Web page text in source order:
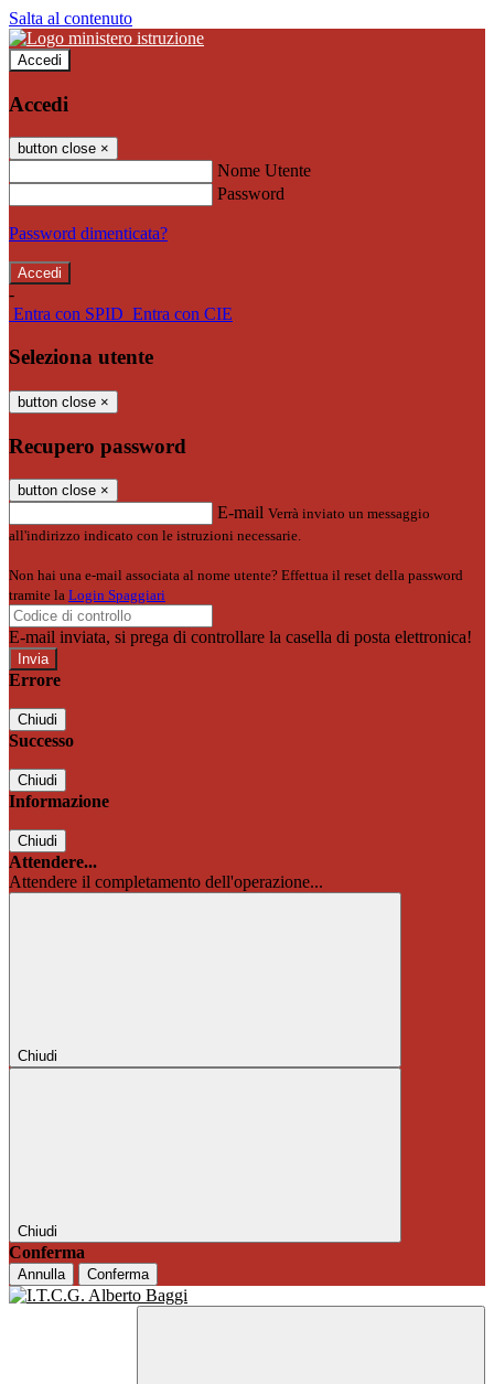
Salta al contenuto
Accedi
Accedi
button close ×
Nome Utente
Password
Password dimenticata?
-
Entra con SPID Entra con CIE
Seleziona utente
button close ×
Recupero password
button close ×
E-mail Verrà inviato un messaggio
all'indirizzo indicato con le istruzioni necessarie.
Non hai una e-mail associata al nome utente? Effettua il reset della password
tramite la Login Spaggiari
E-mail inviata, si prega di controllare la casella di posta elettronica!
Errore
Chiudi
Successo
Chiudi
Informazione
Chiudi
Attendere...
Attendere il completamento dell'operazione...
Chiudi
Chiudi
Conferma
Annulla Conferma